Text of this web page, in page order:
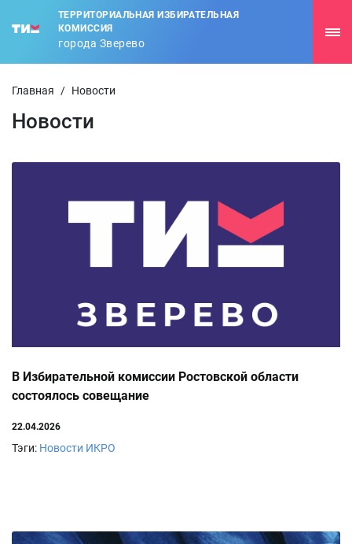
ТЕРРИТОРИАЛЬНАЯ ИЗБИРАТЕЛЬНАЯ
КОМИССИЯ
города Зверево
Главная / Новости
Новости
В Избирательной комиссии Ростовской области
состоялось совещание
22.04.2026
Тэги: Новости ИКРО